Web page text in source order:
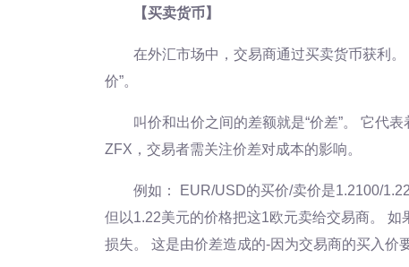
【买卖货币】
在外汇市场中，交易商通过买卖货币获利。
价”。
叫价和出价之间的差额就是“价差”。 它代
ZFX，交易者需关注价差对成本的影响。
例如： EUR/USD的买价/卖价是1.2100/
但以1.22美元的价格把这1欧元卖给交易商。
损失。 这是由价差造成的-因为交易商的买入价